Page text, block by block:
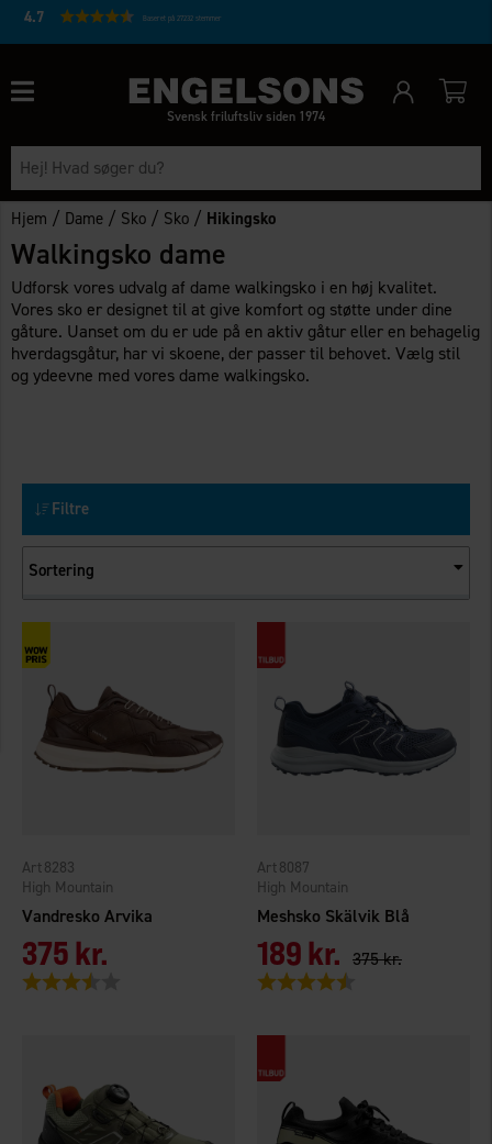
4.7 Baseret på 27232 stemmer
Svensk friluftsliv siden 1974
Hjem / Dame / Sko / Sko / Hikingsko
Walkingsko dame
Udforsk vores udvalg af dame walkingsko i en høj kvalitet.
Vores sko er designet til at give komfort og støtte under dine
gåture. Uanset om du er ude på en aktiv gåtur eller en behagelig
hverdagsgåtur, har vi skoene, der passer til behovet. Vælg stil
og ydeevne med vores dame walkingsko.
Filtre
Sortering
Vandresko Arvika
High Mountain
8283
375 kr.
Vurdering:
Meshsko Skälvik Blå
High Mountain
8087
189 kr. 375 kr.
Vurdering: